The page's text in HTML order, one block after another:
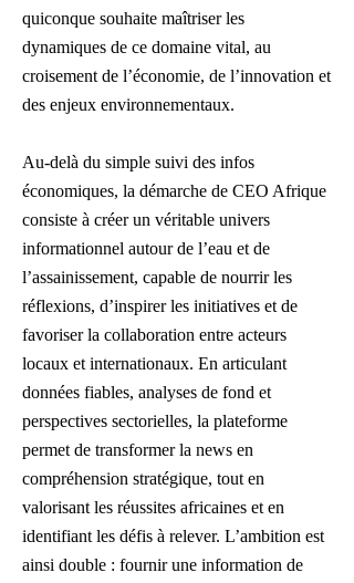
quiconque souhaite maîtriser les
dynamiques de ce domaine vital, au
croisement de l’économie, de l’innovation et
des enjeux environnementaux.
Au-delà du simple suivi des infos
économiques, la démarche de CEO Afrique
consiste à créer un véritable univers
informationnel autour de l’eau et de
l’assainissement, capable de nourrir les
réflexions, d’inspirer les initiatives et de
favoriser la collaboration entre acteurs
locaux et internationaux. En articulant
données fiables, analyses de fond et
perspectives sectorielles, la plateforme
permet de transformer la news en
compréhension stratégique, tout en
valorisant les réussites africaines et en
identifiant les défis à relever. L’ambition est
ainsi double : fournir une information de